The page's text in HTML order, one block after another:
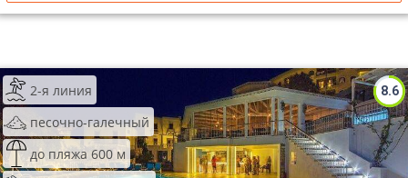
8.6
2-я линия
песочно-галечный
до пляжа 600 м